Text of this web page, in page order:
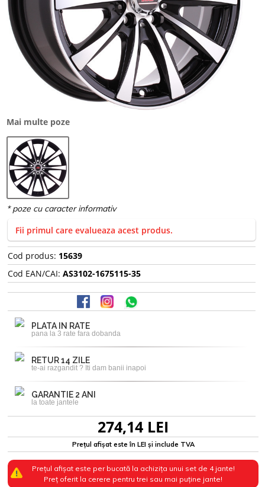
Mai multe poze
Fii primul care evalueaza acest produs.
Cod produs: 15639
Cod EAN/CAI: AS3102-1675115-35
PLATA IN RATE
pana la 3 rate fara dobanda
RETUR 14 ZILE
te-ai razgandit ? Iti dam banii inapoi
GARANTIE 2 ANI
la toate jantele
274,14 LEI
Prețul afișat este în LEI și include TVA
Prețul afișat este per bucată la achizița unui set de 4 jante!
Preț oferit la cerere pentru trei sau mai puține jante!